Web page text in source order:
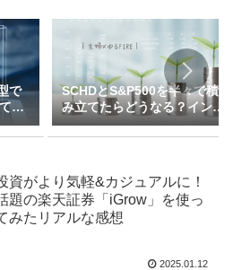
で
み
～
SCHDとS&P500を半々で積
み立てたらどうなる？インデ
ックス×高配当のハイブリッ
ド投資戦略
資がより気軽&カジュアルに！
題の楽天証券「iGrow」を使っ
みたリアルな感想
2025.01.12